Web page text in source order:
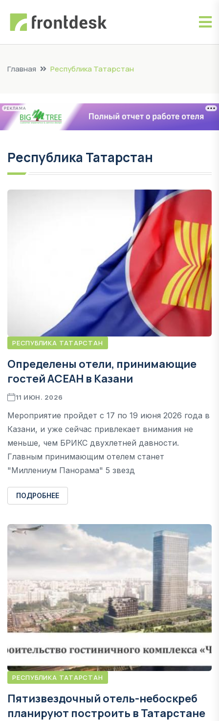
Главная Республика Татарстан
РЕКЛАМА
Республика Татарстан
РЕСПУБЛИКА ТАТАРСТАН
Определены отели, принимающие
гостей АСЕАН в Казани
11 ИЮН. 2026
Мероприятие пройдет с 17 по 19 июня 2026 года в
Казани, и уже сейчас привлекает внимания не
меньше, чем БРИКС двухлетней давности.
Главным принимающим отелем станет
"Миллениум Панорама" 5 звезд
ПОДРОБНЕЕ
РЕСПУБЛИКА ТАТАРСТАН
Пятизвездочный отель-небоскреб
планируют построить в Татарстане